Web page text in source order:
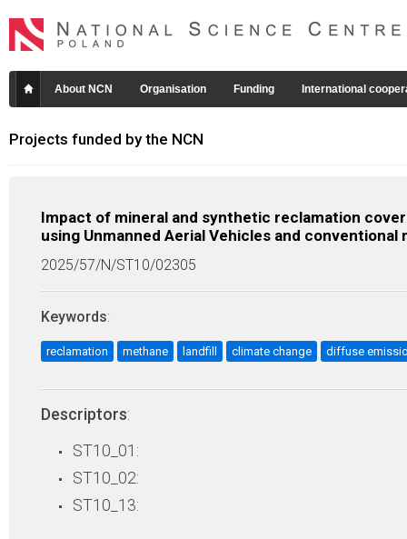
About NCN Organisation Funding International
Projects funded by the NCN
Impact of mineral and synthetic reclamation
using Unmanned Aerial Vehicles and conventional
2025/57/N/ST10/02305
Keywords:
reclamation methane landfill climate change diffuse
Descriptors:
ST10_01:
ST10_02:
ST10_13: